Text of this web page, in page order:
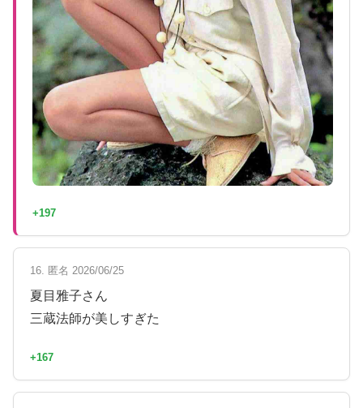
+197
16. 匿名 2026/06/25
夏目雅子さん
三蔵法師が美しすぎた
+167